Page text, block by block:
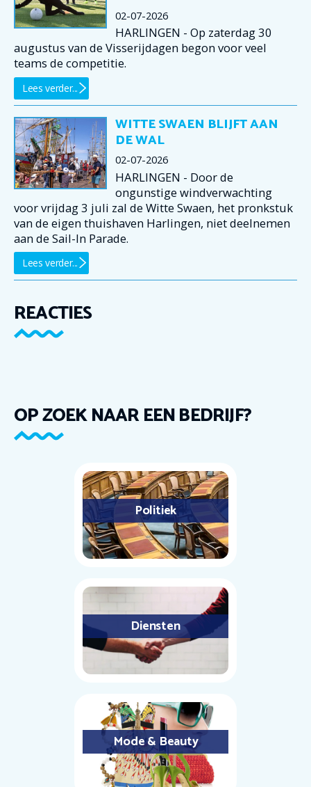
02-07-2026
HARLINGEN - Op zaterdag 30
augustus van de Visserijdagen begon voor veel
teams de competitie.
Lees verder...
WITTE SWAEN BLIJFT AAN
DE WAL
02-07-2026
HARLINGEN - Door de
ongunstige windverwachting
voor vrijdag 3 juli zal de Witte Swaen, het pronkstuk
van de eigen thuishaven Harlingen, niet deelnemen
aan de Sail-In Parade.
Lees verder...
REACTIES
OP ZOEK NAAR EEN BEDRIJF?
Politiek
Diensten
Mode & Beauty